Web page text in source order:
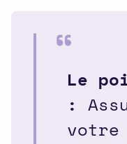
Le
:
votre